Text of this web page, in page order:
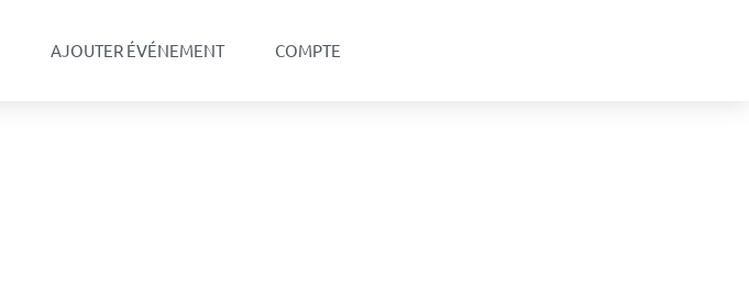
AJOUTER ÉVÉNEMENT COMPTE